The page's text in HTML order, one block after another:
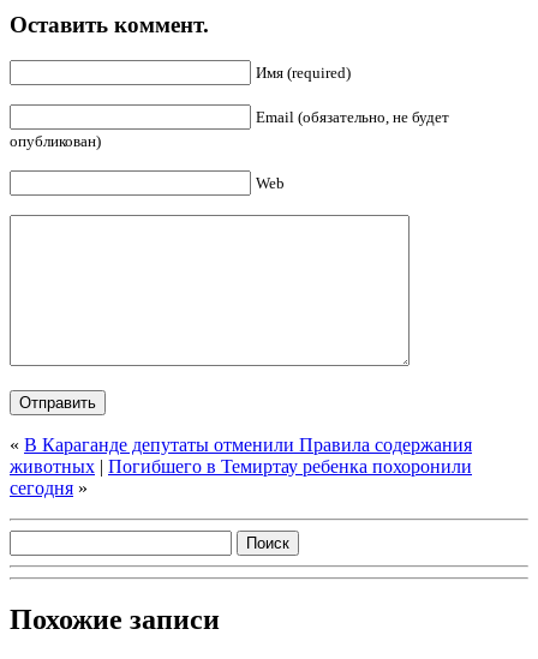
Оставить коммент.
Имя (required)
Email (обязательно, не будет
опубликован)
Web
« В Караганде депутаты отменили Правила содержания
животных | Погибшего в Темиртау ребенка похоронили
сегодня »
Похожие записи